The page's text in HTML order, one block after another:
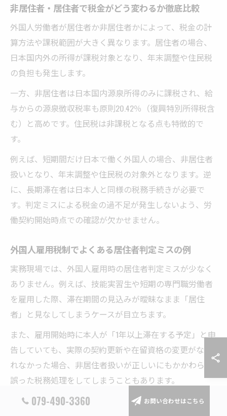
非居住者・居住者で税金がどう変わるか徹底比較
外国人労働者が居住者か非居住者かによって、税金の計
算方法や課税範囲が大きく異なります。居住者の場合、
日本国内外の所得が課税対象となり、年末調整や住民税
の負担も発生します。
一方、非居住者は日本国内源泉所得のみに課税され、給
与からの源泉徴収税率も原則20.42％（復興特別所得税含
む）と高めです。住民税は非課税となる点も特徴的で
す。
例えば、短期間だけ日本で働く外国人の場合、非居住者
扱いとなり、年末調整や住民税の対象外となります。逆
に、長期滞在者は日本人と同様の税務手続きが必要で
す。判定ミスによる税金の過不足が発生しないよう、労
働契約開始時点での確認が欠かせません。
外国人雇用税制でよくある居住者判定ミスの例
実務現場では、外国人雇用時の居住者判定ミスが少なく
ありません。例えば、技能実習生や短期の専門職労働者
を雇用した際、滞在期間の見込みが曖昧なまま「居住
者」と見なしてしまうケースが目立ちます。
また、雇用開始時に本人が「1年以上滞在する予定」と申
告していても、実際の契約更新や在留資格の変更がなさ
れなかった場合、非居住者扱いが正しいにもかかわらず
誤った税務処理をしてしまうこともあります。
このようなミスを防ぐには、在留カードや雇用契約書を
079-490-3360 お問い合わせはこちら